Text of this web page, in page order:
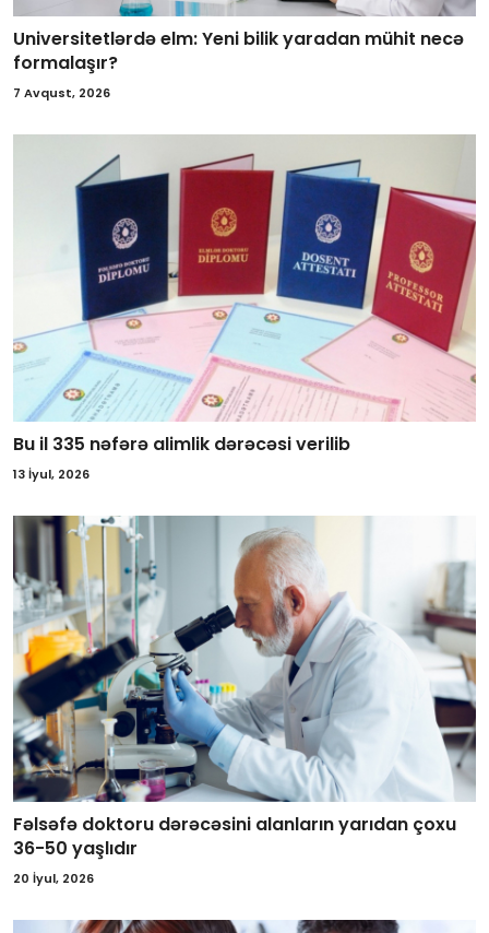
Universitetlərdə elm: Yeni bilik yaradan mühit necə
formalaşır?
7 Avqust, 2026
Bu il 335 nəfərə alimlik dərəcəsi verilib
13 İyul, 2026
Fəlsəfə doktoru dərəcəsini alanların yarıdan çoxu
36-50 yaşlıdır
20 İyul, 2026